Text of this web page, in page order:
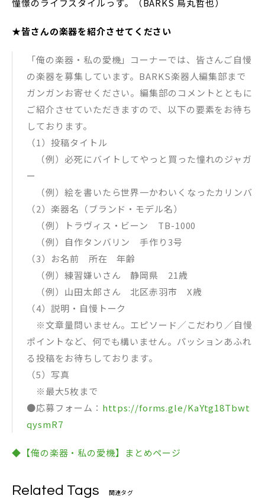
憧憬のライフスタイルっす。（BARKS 烏丸哲也）
★皆さんの楽器を紹介させてください
「俺の楽器・私の愛機」コーナーでは、皆さんご自慢
の楽器を募集しています。BARKS楽器人編集部まで
ガンガンお寄せください。編集部のコメントとともに
ご紹介させていただきますので、以下の要素をお待ち
しております。
（1）投稿タイトル
（例）必死にバイトしてやっと買った憧れのジャガ
ー
（例）絵を書いたら世界一かわいくなったカリンバ
（2）楽器名（ブランド・モデル名）
（例）トラヴィス・ビーン TB-1000
（例）自作タンバリン 手作り3号
（3）お名前 所在 年齢
（例）練習嫌いさん 静岡県 21歳
（例）山田太郎さん 北区赤羽市 X歳
（4）説明・自慢トーク
※文章量問いません。エピソード／こだわり／自慢
ポイントなど、何でも構いません。パッションあふれ
る投稿をお待ちしております。
（5）写真
※最大5枚まで
●応募フォーム： https://forms.gle/KaYtg18Tbwt
qysmR7
◆【俺の楽器・私の愛機】まとめページ
Related Tags 関連タグ